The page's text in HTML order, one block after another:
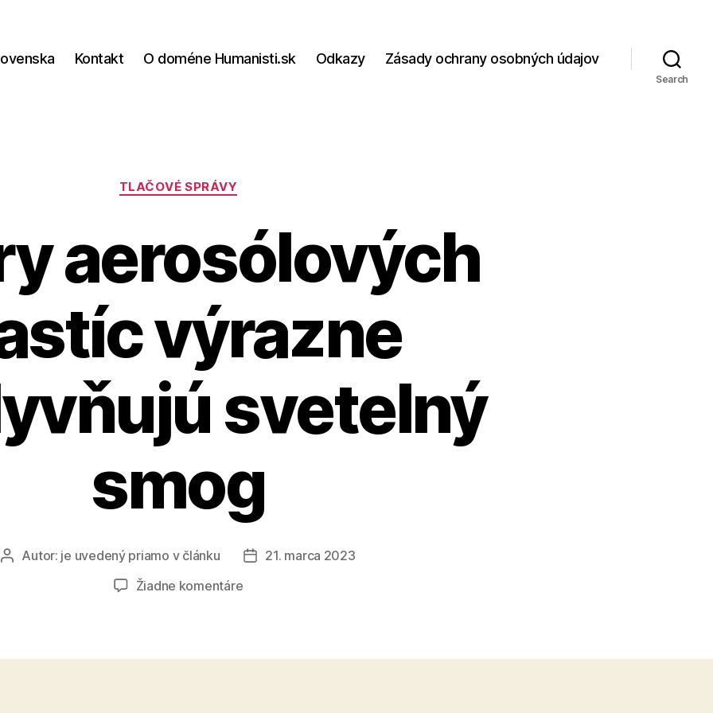
Kontakt O doméne Humanisti.sk Odkazy Zásady ochrany osobných údajov
Search
Kategórie
TLAČOVÉ SPRÁVY
aerosólových
výrazne
svetelný
smog
AutorAutor: je uvedený priamo v článku
Dátum
21. marca 2023
Žiadne komentárena
výrazne